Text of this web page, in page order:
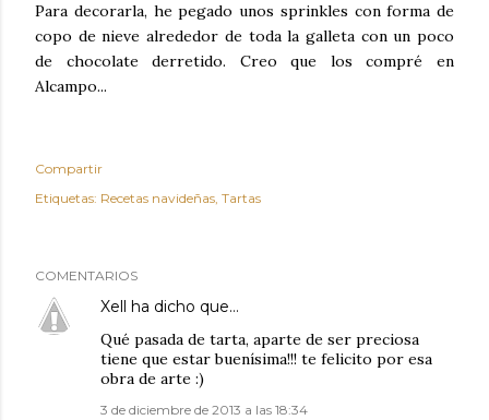
Para decorarla, he pegado unos sprinkles con forma de
copo de nieve alrededor de toda la galleta con un poco
de chocolate derretido. Creo que los compré en
Alcampo...
Compartir
Etiquetas: Recetas navideñas Tartas
COMENTARIOS
Xell ha dicho que…
Qué pasada de tarta, aparte de ser preciosa
tiene que estar buenísima!!! te felicito por esa
obra de arte :)
3 de diciembre de 2013 a las 18:34